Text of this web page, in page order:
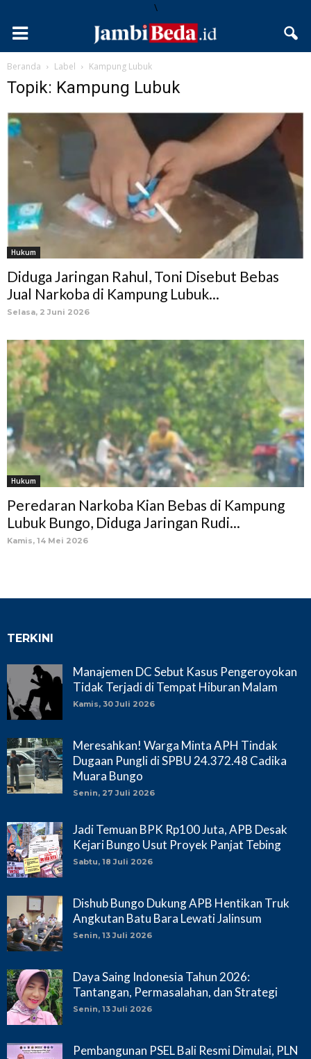
\
Beranda Label Kampung Lubuk
Topik: Kampung Lubuk
Hukum
Diduga Jaringan Rahul, Toni Disebut Bebas
Jual Narkoba di Kampung Lubuk...
Selasa, 2 Juni 2026
Hukum
Peredaran Narkoba Kian Bebas di Kampung
Lubuk Bungo, Diduga Jaringan Rudi...
Kamis, 14 Mei 2026
TERKINI
Manajemen DC Sebut Kasus Pengeroyokan
Tidak Terjadi di Tempat Hiburan Malam
Kamis, 30 Juli 2026
Meresahkan! Warga Minta APH Tindak
Dugaan Pungli di SPBU 24.372.48 Cadika
Muara Bungo
Senin, 27 Juli 2026
Jadi Temuan BPK Rp100 Juta, APB Desak
Kejari Bungo Usut Proyek Panjat Tebing
Sabtu, 18 Juli 2026
Dishub Bungo Dukung APB Hentikan Truk
Angkutan Batu Bara Lewati Jalinsum
Senin, 13 Juli 2026
Daya Saing Indonesia Tahun 2026:
Tantangan, Permasalahan, dan Strategi
Senin, 13 Juli 2026
Pembangunan PSEL Bali Resmi Dimulai, PLN